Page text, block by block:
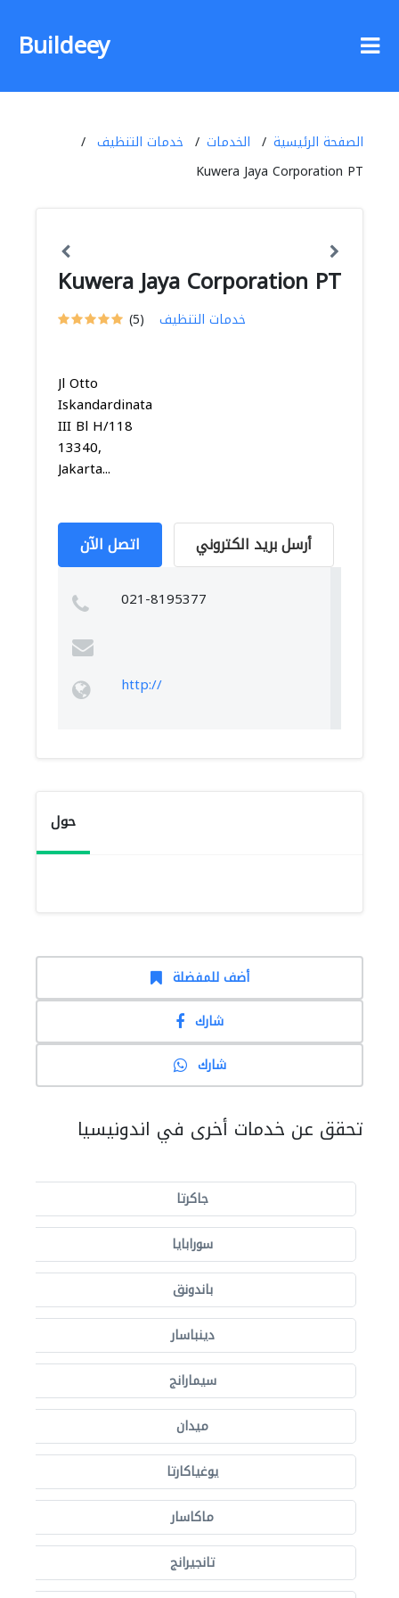
Buildeey
الصفحة الرئيسية الخدمات
خدمات التنظيف
Kuwera Jaya Corporation PT
Kuwera Jaya Corporation PT
(5) خدمات التنظيف
Jl Otto
Iskandardinata
III Bl H/118
13340,
Jakarta...
اتصل الآن أرسل بريد الكتروني
021-8195377
http://
حول
أضف للمفضلة
شارك
شارك
تحقق عن خدمات أخرى في اندونيسيا
جاكرتا
سورابايا
باندونق
دينباسار
سيمارانج
ميدان
يوغياكارتا
ماكاسار
تانجيرانج